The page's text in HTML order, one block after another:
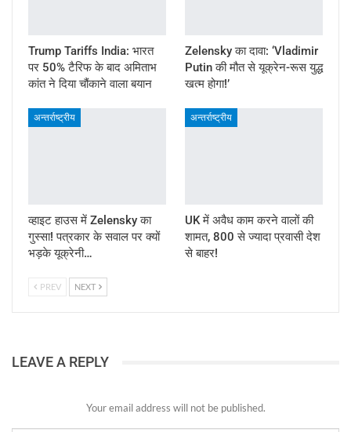
Trump Tariffs India: भारत
पर 50% टैरिफ के बाद अमिताभ
कांत ने दिया चौंकाने वाला बयान
Zelensky का दावा: ‘Vladimir
Putin की मौत से यूक्रेन-रूस युद्ध
खत्म होगा!’
अन्तर्राष्ट्रीय
व्हाइट हाउस में Zelensky का
गुस्सा! पत्रकार के सवाल पर क्यों
भड़के यूक्रेनी…
अन्तर्राष्ट्रीय
UK में अवैध काम करने वालों की
शामत, 800 से ज्यादा प्रवासी देश
से बाहर!
PREV NEXT
LEAVE A REPLY
Your email address will not be published.